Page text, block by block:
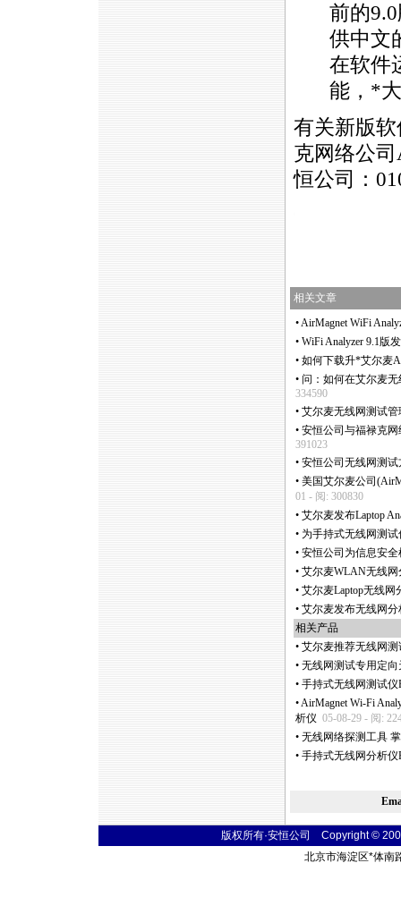
前的
供中文
在软件
能， *
有关新版
克网络公
恒公司：
相关文章
•AirMagnet WiFi
• WiFi Analyzer 9.1版
• 如何下载升*艾尔麦
• 问：如何在艾尔麦无
334590
• 艾尔麦无线网测试
• 安恒公司与福禄克
391023
• 安恒公司无线网测
• 美国艾尔麦公司
01 - 阅: 300830
• 艾尔麦发布Laptop
• 为手持式无线网测
• 安恒公司为信息安
• 艾尔麦WLAN无线网
• 艾尔麦Laptop无线网
• 艾尔麦发布无线网
相关产品
• 艾尔麦推荐无线网
• 无线网测试专用定
• 手持式无线网测试
•AirMagnet Wi-Fi
析仪 05-08-29 - 阅:
• 无线网络探测工具
• 手持式无线网分析仪
版权所有·安恒公司 Copyright ©
北京市海淀区*体南